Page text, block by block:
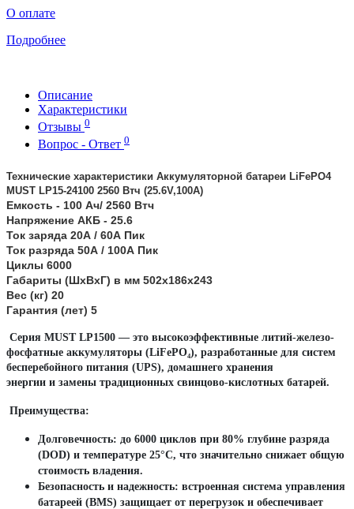
О оплате
Подробнее
Описание
Характеристики
Отзывы 0
Вопрос - Ответ 0
Технические характеристики Аккумуляторной батареи LiFePO4
MUST LP15-24100 2560 Втч (25.6V,100А)
Емкость - 100 Ач/ 2560 Втч
Напряжение АКБ - 25.6
Ток заряда 20А / 60А Пик
Ток разряда 50А / 100А Пик
Циклы 6000
Габариты (ШхВхГ) в мм 502х186х243
Вес (кг) 20
Гарантия (лет) 5
Серия MUST LP1500 — это высокоэффективные литий-железо-
фосфатные аккумуляторы (LiFePO₄), разработанные для систем
бесперебойного питания (UPS), домашнего хранения
энергии и замены традиционных свинцово-кислотных батарей.
Преимущества:
Долговечность: до 6000 циклов при 80% глубине разряда
(DOD) и температуре 25°C, что значительно снижает общую
стоимость владения.
Безопасность и надежность: встроенная система управления
батареей (BMS) защищает от перегрузок и обеспечивает